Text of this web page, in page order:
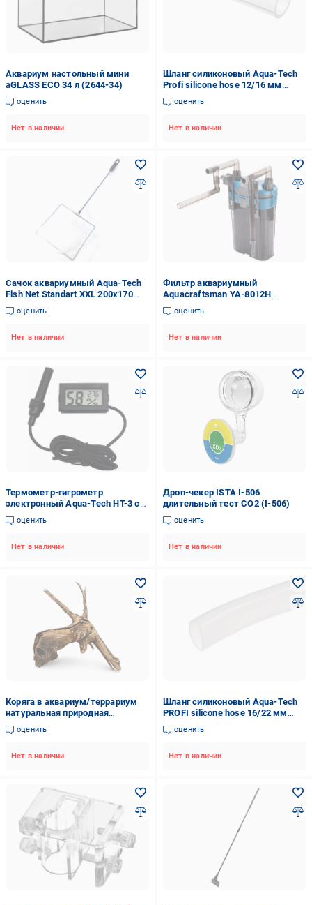
Аквариум настольный мини
aGLASS ECO 34 л (2644-34)
оценить
Нет в наличии
Шланг силиконовый Aqua-Tech
Profi silicone hose 12/16 мм
(ATSH1216)
оценить
Нет в наличии
Сачок аквариумный Aqua-Tech
Fish Net Standart XXL 200х170
мм (AT-FNST-XXL)
оценить
Нет в наличии
Фильтр аквариумный
Aquacraftsman YA-8012H
наружный навесной (17874692)
оценить
Нет в наличии
Термометр-гигрометр
электронный Aqua-Tech HT-3 с
выносным датчиком (24599803)
оценить
Нет в наличии
Дроп-чекер ISTA I-506
длительный тест СО2 (I-506)
оценить
Нет в наличии
Коряга в аквариум/террариум
натуральная природная
декорация (0367)
оценить
Нет в наличии
Шланг силиконовый Aqua-Tech
PROFI silicone hose 16/22 мм
(22661934)
оценить
Нет в наличии